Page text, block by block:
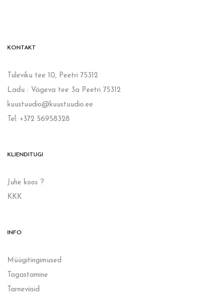
KONTAKT
Tuleviku tee 10, Peetri 75312
Ladu : Vägeva tee 3a Peetri 75312
kuustuudio@kuustuudio.ee
Tel: +372 56958328
KLIENDITUGI
Juhe koos ?
KKK
INFO
Müügitingimused
Tagastamine
Tarneviisid